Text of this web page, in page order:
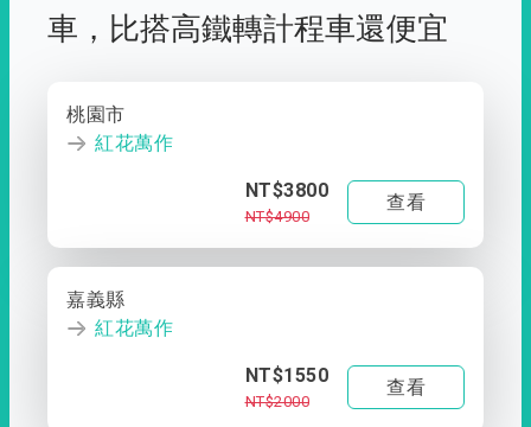
車， 比搭高鐵轉計程車還便宜
桃園市
紅花萬作
NT$3800
NT$4900
查看
嘉義縣
紅花萬作
NT$1550
NT$2000
查看